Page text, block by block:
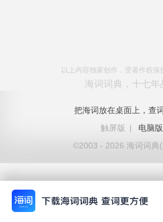
以上内容独家创作，受著作权保
海词词典，十七年
把海词放在桌面上，查
触屏版
|
电脑版
©2003 - 2026 海词词典